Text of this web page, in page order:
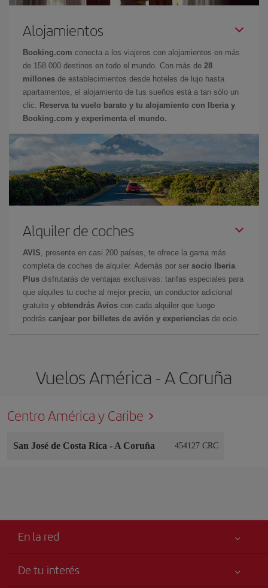
Alojamientos
Booking.com conecta a los viajeros con alojamientos en más
de 158.000 destinos en todo el mundo. Con más de 28
millones de establecimientos desde hoteles de lujo hasta
apartamentos, el alojamiento de tus sueños está a tan sólo un
clic.
Reserva tu vuelo barato y tu alojamiento con Iberia y
Booking.com y experimenta el mundo.
Alquiler de coches
AVIS , presente en casi 200 países, te ofrece la gama más
completa de coches de alquiler. Además por ser socio Iberia
Plus disfrutarás de ventajas exclusivas: tarifas especiales para
que alquiles tu coche al mejor precio, un conductor adicional
gratuito y obtendrás Avios con cada alquiler que luego
podrás canjear por billetes de avión y experiencias de ocio.
Vuelos América - A Coruña
Centro América y Caribe
San José de Costa Rica - A Coruña 454127 CRC
En la red
De tu interés